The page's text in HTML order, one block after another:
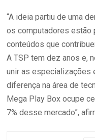
“A ideia partiu de uma
os computadores estão
conteúdos que
A TSP tem dez anos e,
unir as especializações
diferença na área de
Mega Play Box ocupe
7% desse mercado”,